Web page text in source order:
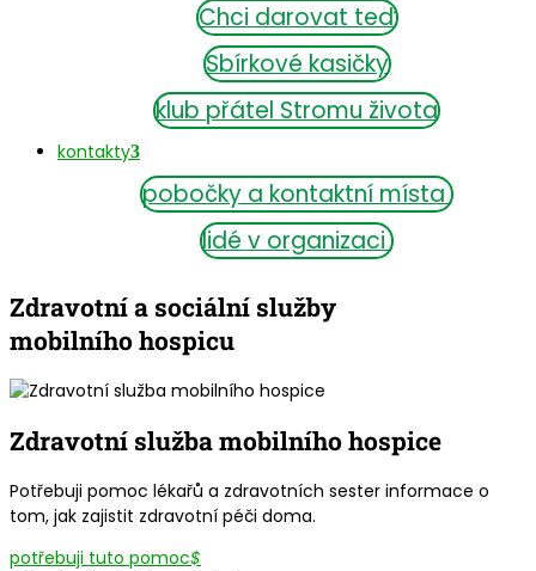
Chci darovat teď
Sbírkové kasičky
klub přátel Stromu života
kontakty
pobočky a kontaktní místa
lidé v organizaci
Zdravotní a sociální služby
mobilního hospicu
Zdravotní služba mobilního hospice
Potřebuji pomoc lékařů a zdravotních sester informace o
tom, jak zajistit zdravotní péči doma.
potřebuji tuto pomoc$